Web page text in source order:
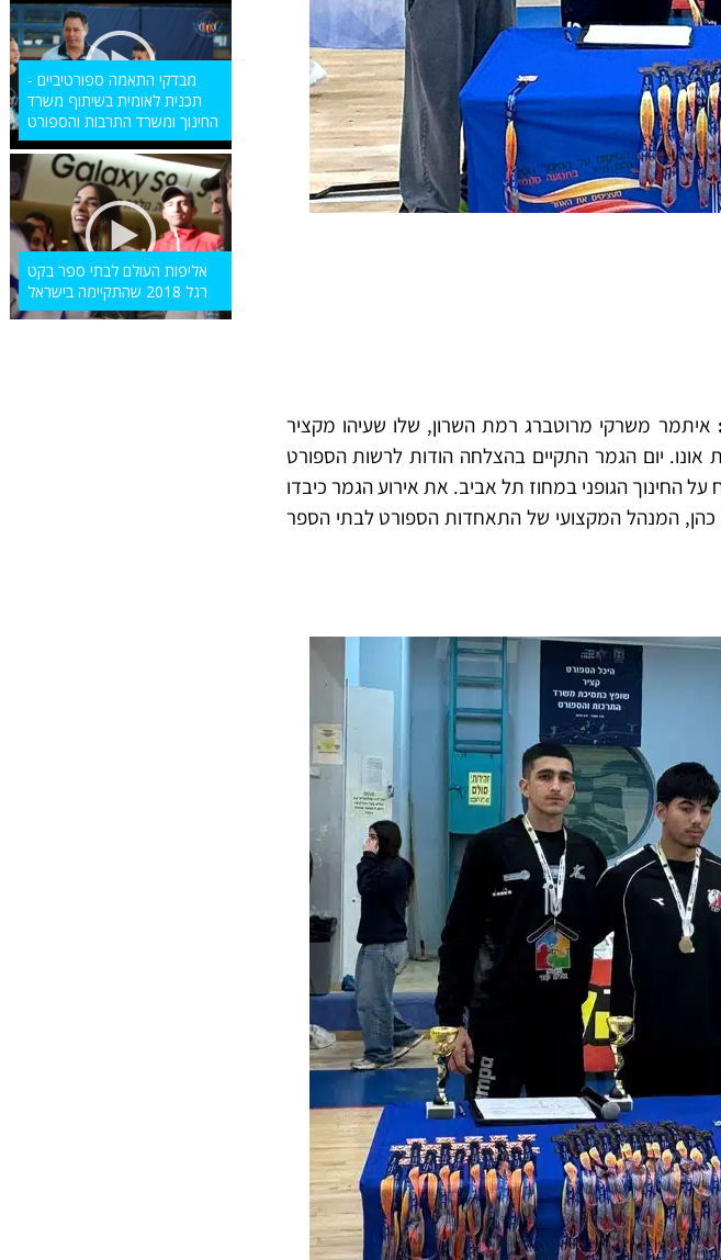
איתמר משרקי מרוטברג רמת השרון, שלו שעיהו מקציר
אונו. יום הגמר התקיים בהצלחה הודות לרשות הספורט
החינוך הגופני במחוז תל אביב. את אירוע הגמר כיבדו
כהן, המנהל המקצועי של התאחדות הספורט לבתי הספר
מבדקי התאמה ספורטיביים -
תכנית לאומית בשיתוף משרד
החינוך ומשרד התרבות והספורט
אליפות העולם לבתי ספר בקט
רגל 2018 שהתקיימה בישראל